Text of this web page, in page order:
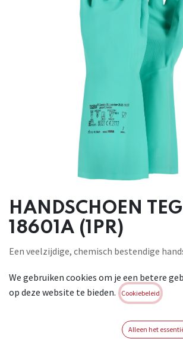
HANDSCHOEN
18601A (1PR)
Een veelzijdige, chemisch bestendige
tot aan chemische industrie. Uitstekende
diamantgrippatroon. Latexvrij. 12 paar/
EN ISO 374-1:2016/A1:2018 Type A
We gebruiken cookies om je een betere
op deze website te bieden.
Cookiebeleid
Alleen het